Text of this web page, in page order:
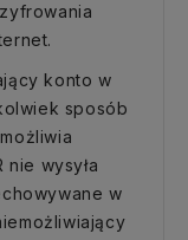
konto w
sposób
nie wysyła
w